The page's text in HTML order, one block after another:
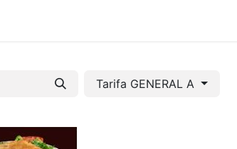
Tarifa GENERAL A